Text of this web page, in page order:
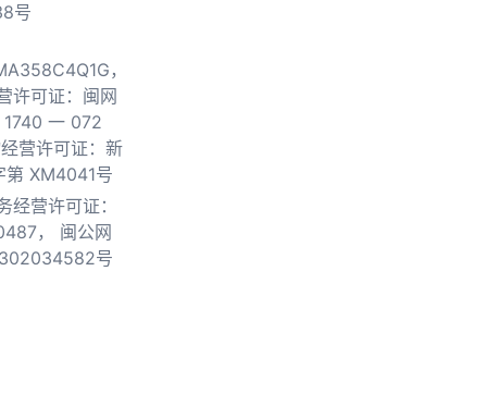
号
，
许可证：闽网
一 072
营许可证：新
第 XM4041号
经营许可证：
，
闽公网
号